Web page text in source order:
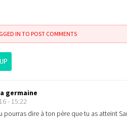
IN TO POST COMMENTS
germaine
- 15:22
pourras dire à ton père que tu as atteint